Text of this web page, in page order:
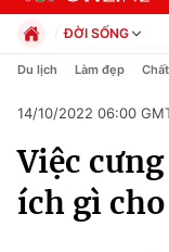
Chuyên mục
Chính trị
ĐỜI SỐNG
Chính trị
Pháp luật
Kinh tế
Thể thao
Truyền hình
Du lịch Làm đẹp
14/10/2022 06:00
Việc
ích gì